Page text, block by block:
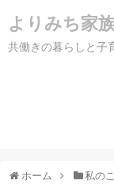
よりみち家
共働きの暮らしと子
ホーム 私の